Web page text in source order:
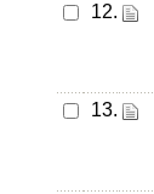
12.
13.